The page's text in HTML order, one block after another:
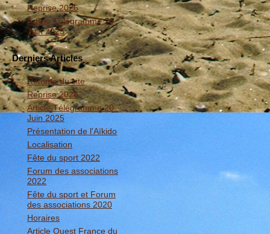
Reprise 2026
Article Télégramme 20
Juin 2025
Derniers Articles
Refonte du site
Reprise 2026
Article Télégramme 20
Juin 2025
Présentation de l'Aïkido
Localisation
Fête du sport 2022
Forum des associations
2022
Fête du sport et Forum
des associations 2020
Horaires
Article Ouest France du